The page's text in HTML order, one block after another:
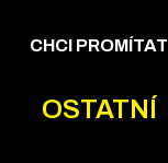
CHCI PROMÍTAT
OSTATNÍ